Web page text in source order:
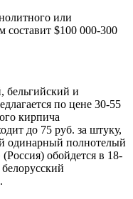
или
$100 000-300
и
по цене 30-55
кирпича
до 75 руб. за штуку,
одинарный полнотелый
обойдется в 18-